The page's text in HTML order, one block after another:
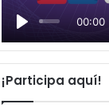
00:00
¡Participa aquí!